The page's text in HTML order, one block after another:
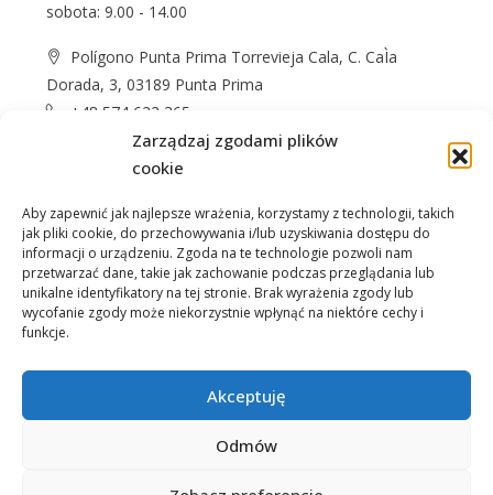
Zarządzaj zgodami plików
cookie
Aby zapewnić jak najlepsze wrażenia, korzystamy z technologii, takich
jak pliki cookie, do przechowywania i/lub uzyskiwania dostępu do
informacji o urządzeniu. Zgoda na te technologie pozwoli nam
przetwarzać dane, takie jak zachowanie podczas przeglądania lub
unikalne identyfikatory na tej stronie. Brak wyrażenia zgody lub
wycofanie zgody może niekorzystnie wpłynąć na niektóre cechy i
funkcje.
Akceptuję
Odmów
sobota: 9.00 - 14.00
Polígono Punta Prima Torrevieja Cala, C. CaÌa
Dorada, 3, 03189 Punta Prima
+48 574 622 365
info@casprom.es
Nieruchomości O Nas Jak kupić Okolica